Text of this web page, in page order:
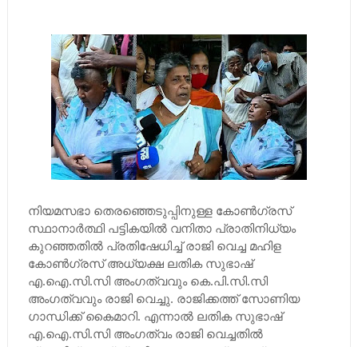
നിയമസഭാ തെരഞ്ഞെടുപ്പിനുള്ള കോണ്‍ഗ്രസ്
സ്ഥാനാര്‍ത്ഥി പട്ടികയില്‍ വനിതാ പ്രാതിനിധ്യം
കുറഞ്ഞതില്‍ പ്രതിഷേധിച്ച്‌ രാജി വെച്ച മഹിള
കോണ്‍ഗ്രസ് അധ്യക്ഷ ലതിക സുഭാഷ്
എ.ഐ.സി.സി അംഗത്വവും കെ.പി.സി.സി
അംഗത്വവും രാജി വെച്ചു. രാജിക്കത്ത് സോണിയ
ഗാന്ധിക്ക് കൈമാറി. എന്നാല്‍ ലതിക സുഭാഷ്
എ.ഐ.സി.സി അംഗത്വം രാജി വെച്ചതില്‍